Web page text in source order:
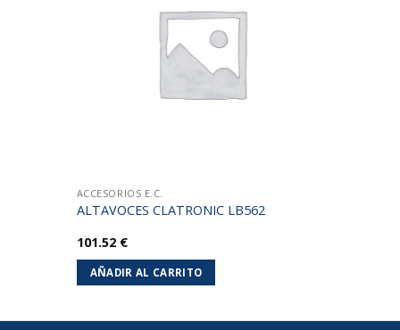
ACCESORIOS E.C.
ALTAVOCES CLATRONIC LB562
101.52 €
AÑADIR AL CARRITO